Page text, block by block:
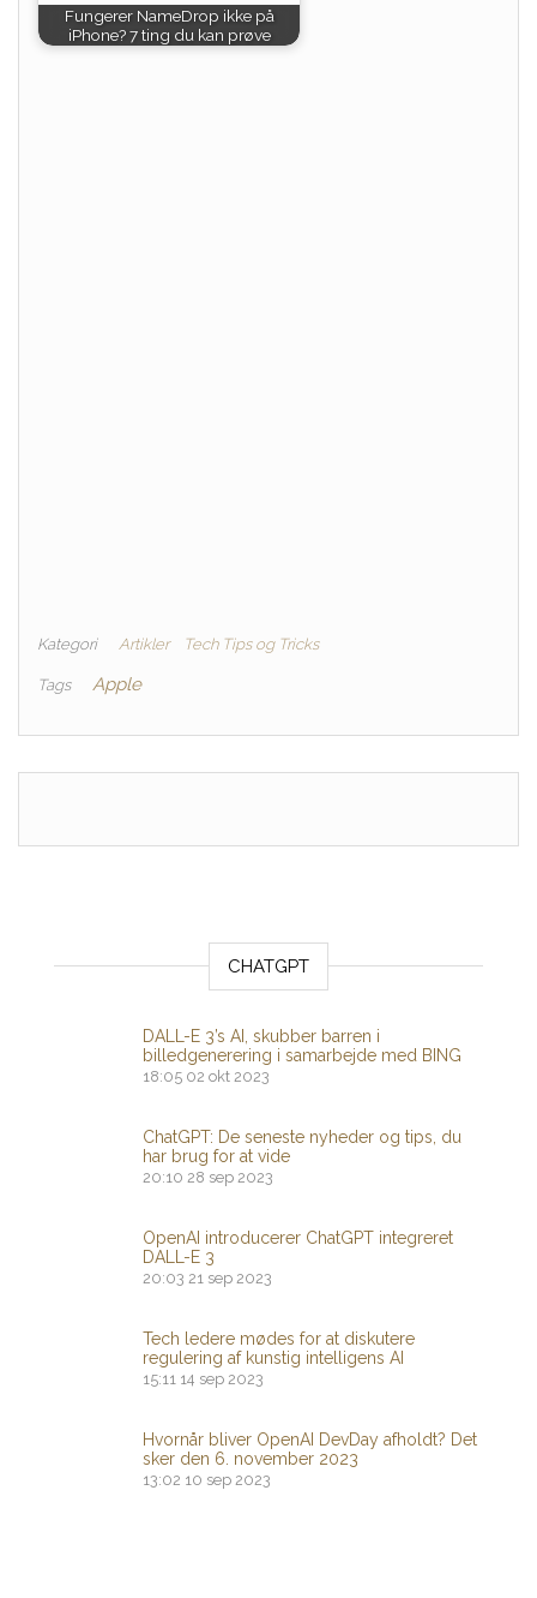
Fungerer NameDrop ikke på
iPhone? 7 ting du kan prøve
Kategori Artikler Tech Tips og Tricks
Tags Apple
CHATGPT
DALL-E 3’s AI, skubber barren i
billedgenerering i samarbejde med BING
18:05 02 okt 2023
ChatGPT: De seneste nyheder og tips, du
har brug for at vide
20:10 28 sep 2023
OpenAI introducerer ChatGPT integreret
DALL-E 3
20:03 21 sep 2023
Tech ledere mødes for at diskutere
regulering af kunstig intelligens AI
15:11 14 sep 2023
Hvornår bliver OpenAI DevDay afholdt? Det
sker den 6. november 2023
13:02 10 sep 2023